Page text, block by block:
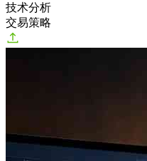
技术分析
交易策略